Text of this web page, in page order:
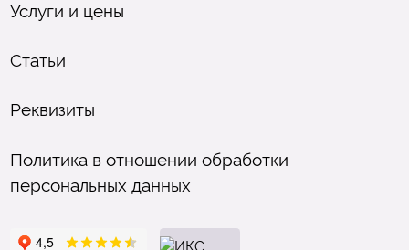
Услуги и цены
Статьи
Реквизиты
Политика в отношении обработки
персональных данных